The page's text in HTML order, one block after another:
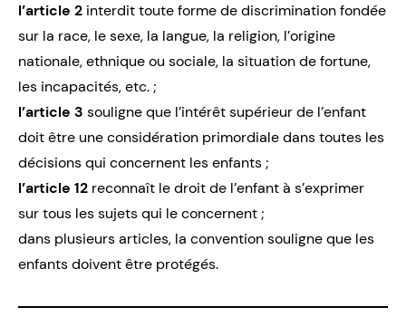
l’article 2 interdit toute forme dediscriminationfondée
sur la race, le sexe, la langue, la religion, l’origine
nationale, ethnique ou sociale, la situation de fortune,
les incapacités, etc. ;
l’article 3 souligne que l’intérêt supérieur de l’enfant
doit être une considération primordiale dans toutes les
décisions qui concernent les enfants ;
l’article 12 reconnaît le droit de l’enfant à s’exprimer
sur tous les sujets qui le concernent ;
dans plusieurs articles, la convention souligne que les
enfants doivent être protégés.